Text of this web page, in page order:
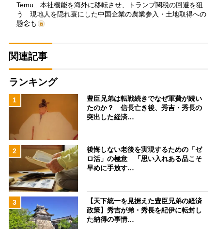
Temu…本社機能を海外に移転させ、トランプ関税の回避を狙
う 現地人を隠れ蓑にした中国企業の農業参入・土地取得への
懸念も
関連記事
ランキング
1
豊臣兄弟は転戦続きでなぜ軍費が続い
たのか？ 信長亡き後、秀吉・秀長の
突出した経済…
2
後悔しない老後を実現するための「ゼ
ロ活」の極意 「思い入れある品こそ
早めに手放す…
3
【天下統一を見据えた豊臣兄弟の経済
政策】秀吉が弟・秀長を紀伊に転封し
た納得の事情…